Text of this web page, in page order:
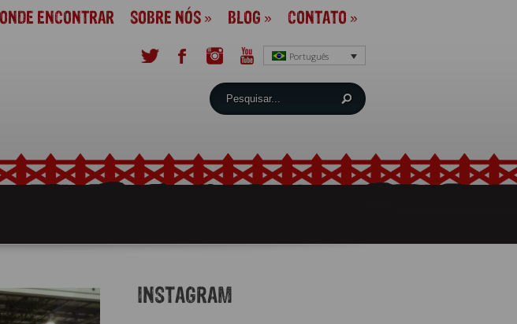
Português
ONDE ENCONTRAR SOBRE NÓS » BLOG » CONTATO »
INSTAGRAM